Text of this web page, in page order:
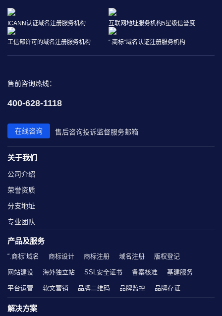
ICANN认证域名注册服务机构 互联网地址服务机构5星级信誉度
工信部许可的域名注册服务机构 “.商标”域名认证注册服务机构
售前咨询热线：
400-628-1118
在线咨询 售后咨询投诉监督服务邮箱
关于我们
公司介绍
荣誉资质
分支地址
专业团队
产品及服务
“.商标”域名 商标设计 商标注册 域名注册 版权登记
网站建设 海外独立站 SSL安全证书 备案核准 基建服务
平台运营 软文营销 品牌二维码 品牌监控 品牌存证
解决方案